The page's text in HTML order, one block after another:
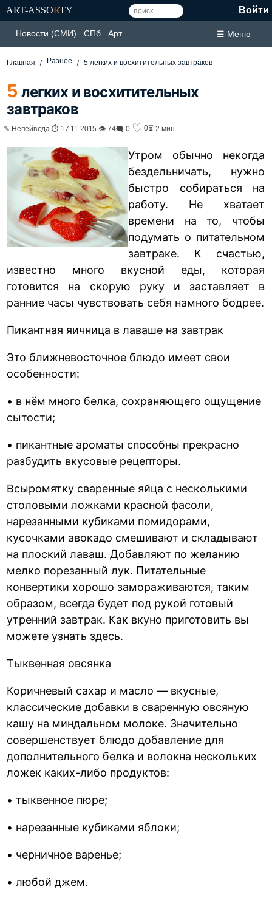
ART-ASSORTY Войти
Новости (СМИ) СПб Арт ☰ Меню
Главная Разное 5 легких и восхитительных завтраков
5 легких и восхитительных
завтраков
✎ Непейвода ⏱ 17.11.2015 👁 74🗨 0 ♡ 0⏳ 2 мин
Утром обычно некогда
бездельничать, нужно
быстро собираться на
работу. Не хватает
времени на то, чтобы
подумать о питательном
завтраке. К счастью,
известно много вкусной еды, которая
готовится на скорую руку и заставляет в
ранние часы чувствовать себя намного бодрее.
Пикантная яичница в лаваше на завтрак
Это ближневосточное блюдо имеет свои
особенности:
• в нём много белка, сохраняющего ощущение
сытости;
• пикантные ароматы способны прекрасно
разбудить вкусовые рецепторы.
Всыромятку сваренные яйца с несколькими
столовыми ложками красной фасоли,
нарезанными кубиками помидорами,
кусочками авокадо смешивают и складывают
на плоский лаваш. Добавляют по желанию
мелко порезанный лук. Питательные
конвертики хорошо замораживаются, таким
образом, всегда будет под рукой готовый
утренний завтрак. Как вкуно приготовить вы
можете узнать здесь.
Тыквенная овсянка
Коричневый сахар и масло — вкусные,
классические добавки в сваренную овсяную
кашу на миндальном молоке. Значительно
совершенствует блюдо добавление для
дополнительного белка и волокна нескольких
ложек каких-либо продуктов:
• тыквенное пюре;
• нарезанные кубиками яблоки;
• черничное варенье;
• любой джем.